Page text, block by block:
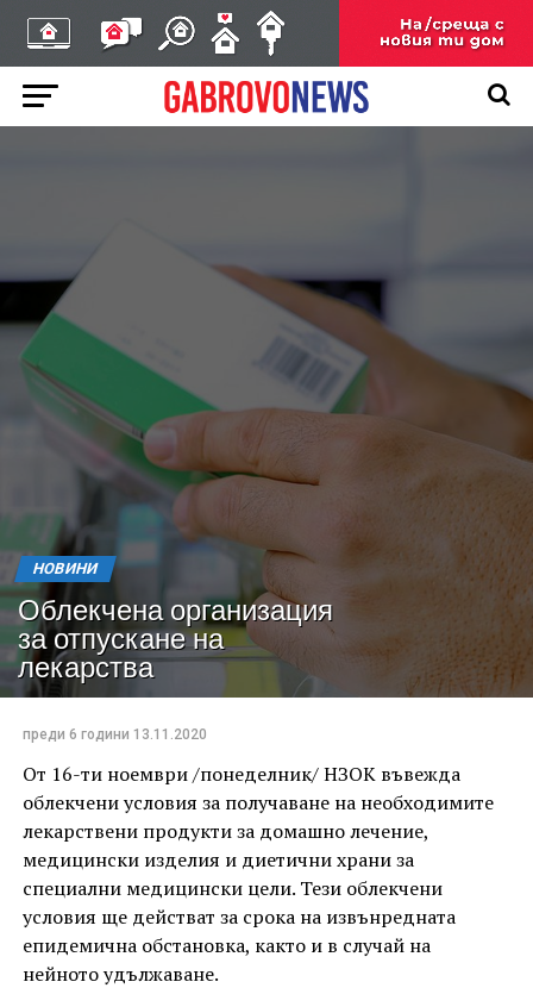
НОВИНИ
Облекчена организация
за отпускане на
лекарства
преди 6 години 13.11.2020
От 16-ти ноември /понеделник/ НЗОК въвежда
облекчени условия за получаване на необходимите
лекарствени продукти за домашно лечение,
медицински изделия и диетични храни за
специални медицински цели. Тези облекчени
условия ще действат за срока на извънредната
епидемична обстановка, както и в случай на
нейното удължаване.